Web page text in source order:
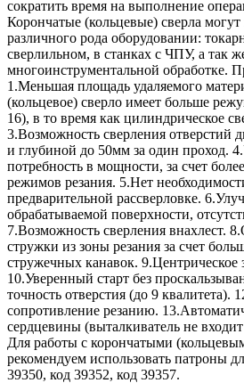
сократить время на выполнение
Корончатые (кольцевые) сверла могут
различного рода оборудовании:
сверлильном, в станках с ЧПУ, а так
многоинструментальной обработке.
1.Меньшая площадь удаляемого
(кольцевое) сверло имеет больше
16), в то время как цилиндрическое
3.Возможность сверления отверстий
и глубиной до 50мм за один проход.
потребность в мощности, за счет
режимов резания. 5.Нет
предварительной рассверловке.
обрабатываемой поверхности,
7.Возможность сверления внахлест.
стружки из зоны резания за счет
стружечных канавок. 9.Центрическое
10.Уверенный старт без
точность отверстия (до 9 квалитета).
сопротивление резанию.
сердцевины (выталкиватель не
Для работы с корончатыми
рекомендуем использовать патроны
39350, код 39352, код 39357.